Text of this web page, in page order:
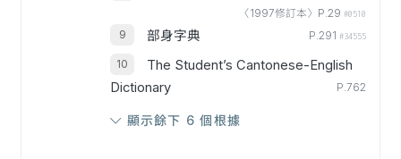
〈1997修訂本〉P.29 #0510
部身字典 P.291 #34555
The Student’s Cantonese-English
Dictionary
P.762
顯示餘下 6 個根據